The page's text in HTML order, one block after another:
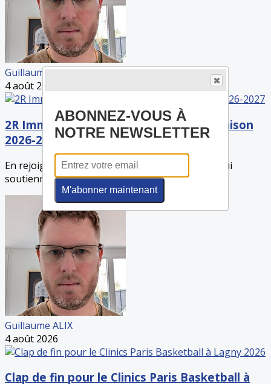
Guillaume ALIX
4 août 2026
2R Immobilier s'associe à ELB pour la saison
2026-2027
En rejoignant les entreprises et acteurs locaux qui
soutiennent notre club, l'agence s'engage à...
Guillaume ALIX
4 août 2026
Clap de fin pour le Clinics Paris Basketball à
ABONNEZ-VOUS À
NOTRE NEWSLETTER
M'abonner maintenant